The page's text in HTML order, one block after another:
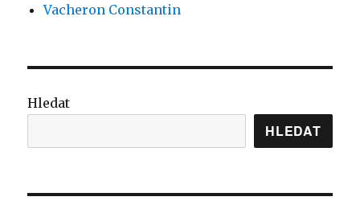
Vacheron Constantin
Hledat
HLEDAT